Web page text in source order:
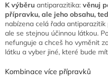
K výběru antiparazitika: věnuj
přípravku, ale jeho obsahu,
nabízena celá řada
ale se stejnou účinnou látkou.
nefunguje a chceš ho vyměnit
látku a vyber jiné, které bude
Kombinace více přípravků